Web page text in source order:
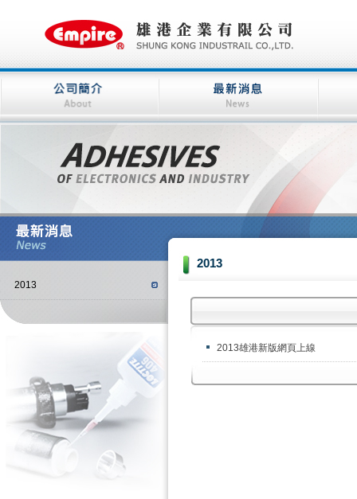
2013
2013
2013雄港新版網頁上線